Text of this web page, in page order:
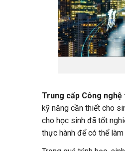
Trung cấp Công
kỹ năng cần thiết cho
cho học sinh đã tốt
thực hành để có thể